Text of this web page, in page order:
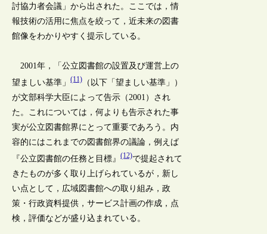
討協力者会議」から出された。ここでは，情
報技術の活用に焦点を絞って，近未来の図書
館像をわかりやすく提示している。
2001年，「公立図書館の設置及び運営上の
望ましい基準」(11)（以下「望ましい基準」）
が文部科学大臣によって告示（2001）され
た。これについては，何よりも告示された事
実が公立図書館界にとって重要であろう。内
容的にはこれまでの図書館界の議論，例えば
『公立図書館の任務と目標』(12)で提起されて
きたものが多く取り上げられているが，新し
い点として，広域図書館への取り組み，政
策・行政資料提供，サービス計画の作成，点
検，評価などが盛り込まれている。